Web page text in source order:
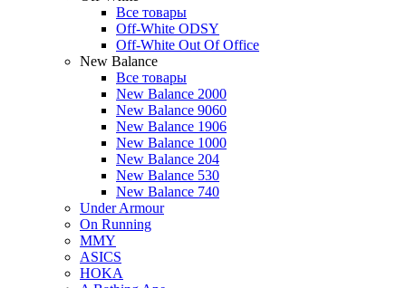
Все товары
Off-White ODSY
Off-White Out Of Office
New Balance
Все товары
New Balance 2000
New Balance 9060
New Balance 1906
New Balance 1000
New Balance 204
New Balance 530
New Balance 740
Under Armour
On Running
MMY
ASICS
HOKA